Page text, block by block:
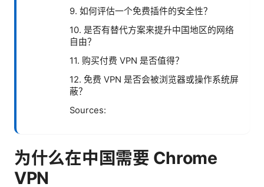
9. 如何评估一个免费插件的安全性？
10. 是否有替代方案来提升中国地区的网络
自由？
11. 购买付费 VPN 是否值得？
12. 免费 VPN 是否会被浏览器或操作系统屏
蔽？
Sources:
为什么在中国需要 Chrome
VPN